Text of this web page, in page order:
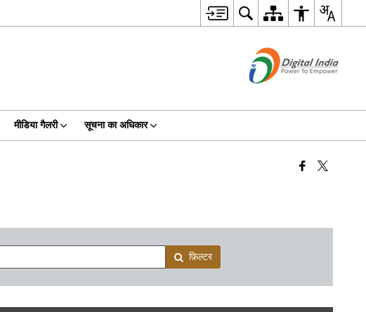
मीडिया गैलरी सूचना का अधिकार
फ़िल्टर